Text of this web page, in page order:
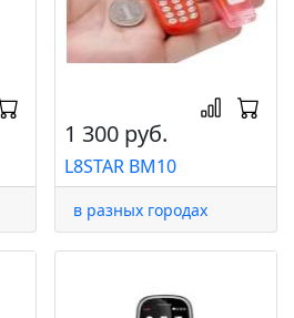
1 300 руб.
L8STAR BM10
в разных городах